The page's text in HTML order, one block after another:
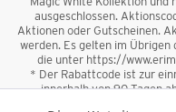
ausgeschlossen.
Aktionen oder Gutscheinen.
werden. Es gelten im
die unter https://
* Der Rabattcode ist zur
innerhalb von 90 Tagen